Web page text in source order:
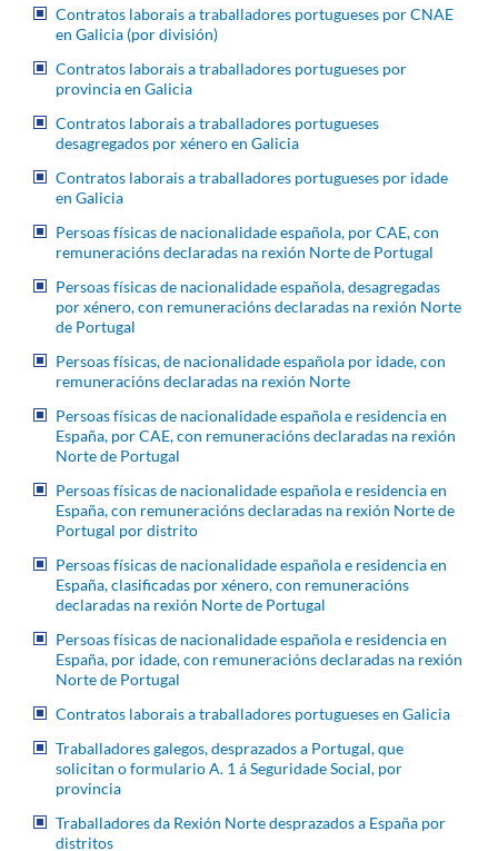
Contratos laborais a traballadores portugueses por CNAE
en Galicia (por división)
Contratos laborais a traballadores portugueses por
provincia en Galicia
Contratos laborais a traballadores portugueses
desagregados por xénero en Galicia
Contratos laborais a traballadores portugueses por idade
en Galicia
Persoas físicas de nacionalidade española, por CAE, con
remuneracións declaradas na rexión Norte de Portugal
Persoas físicas de nacionalidade española, desagregadas
por xénero, con remuneracións declaradas na rexión Norte
de Portugal
Persoas físicas, de nacionalidade española por idade, con
remuneracións declaradas na rexión Norte
Persoas físicas de nacionalidade española e residencia en
España, por CAE, con remuneracións declaradas na rexión
Norte de Portugal
Persoas físicas de nacionalidade española e residencia en
España, con remuneracións declaradas na rexión Norte de
Portugal por distrito
Persoas físicas de nacionalidade española e residencia en
España, clasificadas por xénero, con remuneracións
declaradas na rexión Norte de Portugal
Persoas físicas de nacionalidade española e residencia en
España, por idade, con remuneracións declaradas na rexión
Norte de Portugal
Contratos laborais a traballadores portugueses en Galicia
Traballadores galegos, desprazados a Portugal, que
solicitan o formulario A. 1 á Seguridade Social, por
provincia
Traballadores da Rexión Norte desprazados a España por
distritos